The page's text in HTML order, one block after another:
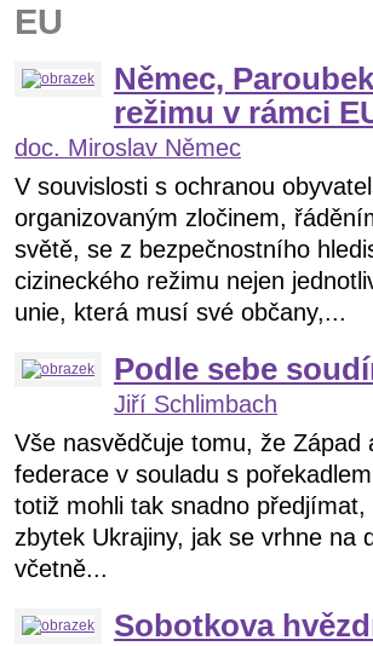
EU
Němec,
režimu v rámci
doc. Miroslav Němec
V souvislosti s ochranou
organizovaným zločinem,
světě, se z bezpečnostního
cizineckého režimu nejen
unie, která musí své občany,...
Podle sebe
Jiří Schlimbach
Vše nasvědčuje tomu, že
federace v souladu s
totiž mohli tak snadno
zbytek Ukrajiny, jak se vrhne na
včetně...
Sobotkova